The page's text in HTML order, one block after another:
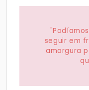
seguir em
amargura